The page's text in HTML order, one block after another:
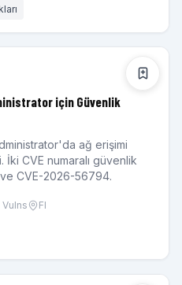
için Güvenlik
ağ erişimi
İki CVE numaralı güvenlik
CVE-2026-56794.
FI